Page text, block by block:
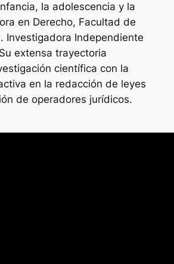
la adolescencia y la
en Derecho, Facultad de
Investigadora Independiente
extensa trayectoria
científica con la
en la redacción de leyes
de operadores jurídicos.